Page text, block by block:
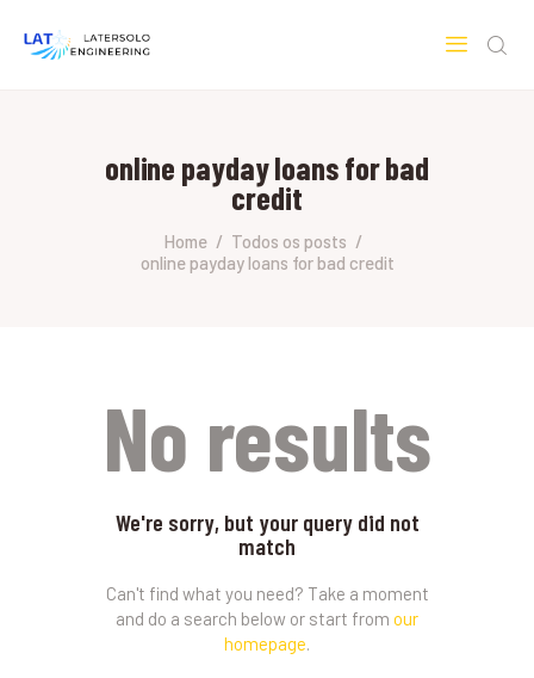
online payday loans for bad
credit
Home
Todos os posts
online payday loans for bad credit
HOME
SOBRE A LATERSOLO
ENGINEERING
MERCADOS & SERVIÇOS
No results
We're sorry, but your query did not
match
Can't find what you need? Take a moment
and do a search below or start from our
homepage.